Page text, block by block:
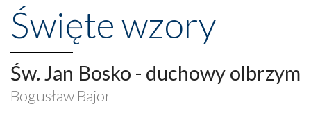
Święte wzory
Św. Jan Bosko - duchowy olbrzym
Bogusław Bajor